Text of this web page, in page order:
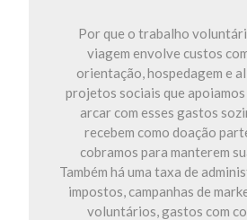
Por que o trabalho
viagem envolve custos
orientação, hospedagem e
projetos sociais que
arcar com esses gastos
recebem como doação
cobramos para manterem
Também há uma taxa de
impostos, campanhas de
voluntários, gastos com